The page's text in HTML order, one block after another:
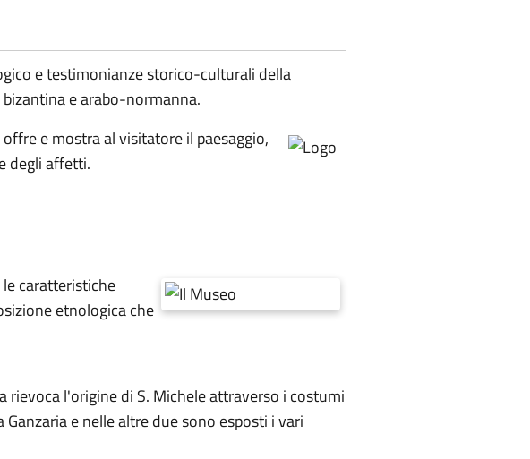
e testimonianze storico-culturali della
e arabo-normanna.
e mostra al visitatore il paesaggio,
degli affetti.
caratteristiche
etnologica che
l'origine di S. Michele attraverso i costumi
e nelle altre due sono esposti i vari